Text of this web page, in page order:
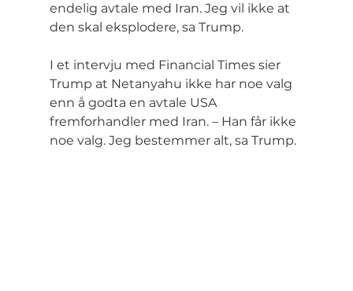
endelig avtale med Iran. Jeg vil ikke at
den skal eksplodere, sa Trump.
I et intervju med Financial Times sier
Trump at Netanyahu ikke har noe valg
enn å godta en avtale USA
fremforhandler med Iran. – Han får ikke
noe valg. Jeg bestemmer alt, sa Trump.